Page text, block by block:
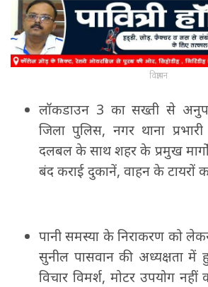
विज्ञापन
लॉकडाउन 3 का सख्ती से
जिला पुलिस, नगर थाना
दलबल के साथ शहर के प्रमुख
बंद कराई दुकानें, वाहन के टायरों
पानी समस्या के निराकरण को
सुनील पासवान की अध्यक्षता में
विचार विमर्श, मोटर उपयोग